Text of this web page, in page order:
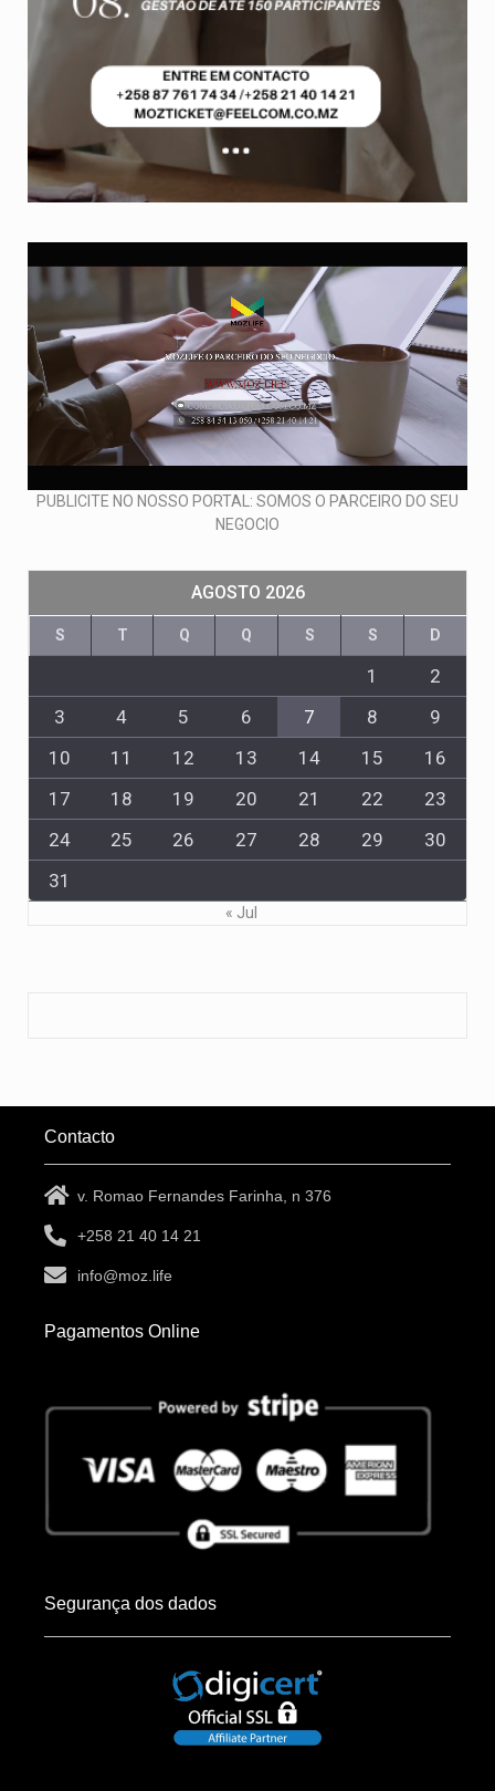
PUBLICITE NO NOSSO PORTAL: SOMOS O PARCEIRO DO SEU
NEGOCIO
AGOSTO 2026
S T Q Q S S D
1
2
3
4 5 6 7 8
9
10
11 12 13 14 15
16
17
18 19 20 21 22
23
24
25 26 27 28 29
30
31
« Jul
Contacto
v. Romao Fernandes Farinha, n 376
+258 21 40 14 21
info@moz.life
Pagamentos Online
Segurança dos dados